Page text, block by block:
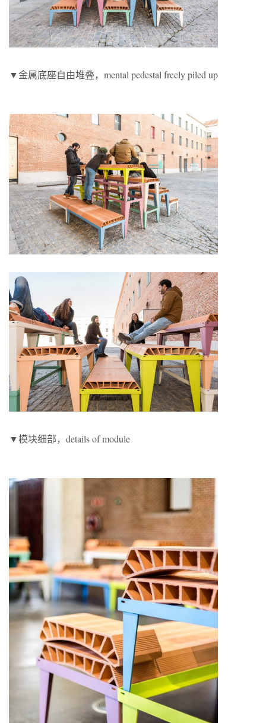
▼金属底座自由堆叠，mental pedestal freely piled up
▼模块细部，details of module